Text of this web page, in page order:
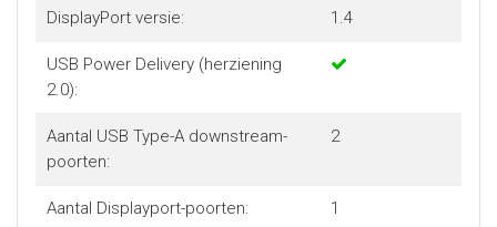
DisplayPort versie: 1.4
USB Power Delivery (herziening
2.0):
Aantal USB Type-A downstream-
poorten:
2
Aantal Displayport-poorten: 1